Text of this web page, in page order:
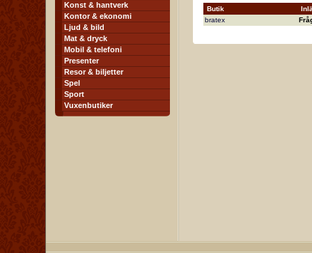
Konst & hantverk
Kontor & ekonomi
Ljud & bild
Mat & dryck
Mobil & telefoni
Presenter
Resor & biljetter
Spel
Sport
Vuxenbutiker
Butik
bratex